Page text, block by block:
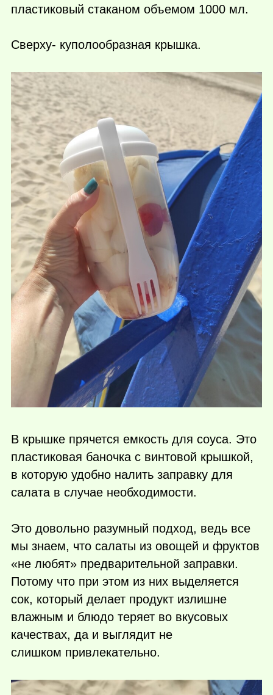
пластиковый стаканом объемом 1000 мл.
Сверху- куполообразная крышка.
В крышке прячется емкость для соуса. Это
пластиковая баночка с винтовой крышкой,
в которую удобно налить заправку для
салата в случае необходимости.
Это довольно разумный подход, ведь все
мы знаем, что салаты из овощей и фруктов
«не любят» предварительной заправки.
Потому что при этом из них выделяется
сок, который делает продукт излишне
влажным и блюдо теряет во вкусовых
качествах, да и выглядит не
слишком привлекательно.